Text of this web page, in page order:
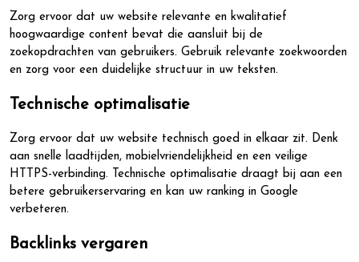
Zorg ervoor dat uw website relevante en kwalitatief
hoogwaardige content bevat die aansluit bij de
zoekopdrachten van gebruikers. Gebruik relevante zoekwoorden
en zorg voor een duidelijke structuur in uw teksten.
Technische optimalisatie
Zorg ervoor dat uw website technisch goed in elkaar zit. Denk
aan snelle laadtijden, mobielvriendelijkheid en een veilige
HTTPS-verbinding. Technische optimalisatie draagt bij aan een
betere gebruikerservaring en kan uw ranking in Google
verbeteren.
Backlinks vergaren